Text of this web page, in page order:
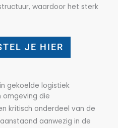
waardoor het sterk
JE HIER
gekoelde logistiek
omgeving die
kritisch onderdeel van de
aanwezig in de